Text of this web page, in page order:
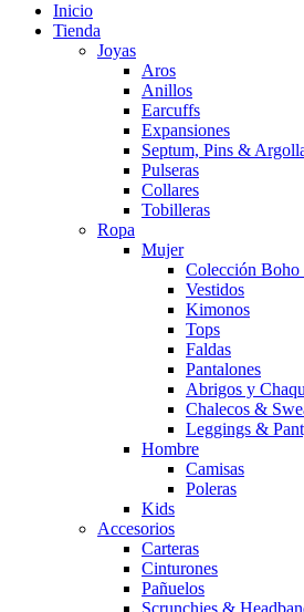
Inicio
Tienda
Joyas
Aros
Anillos
Earcuffs
Expansiones
Septum, Pins &
Pulseras
Collares
Tobilleras
Ropa
Mujer
Colección Boho
Vestidos
Kimonos
Tops
Faldas
Pantalones
Abrigos y
Chalecos &
Leggings &
Hombre
Camisas
Poleras
Kids
Accesorios
Carteras
Cinturones
Pañuelos